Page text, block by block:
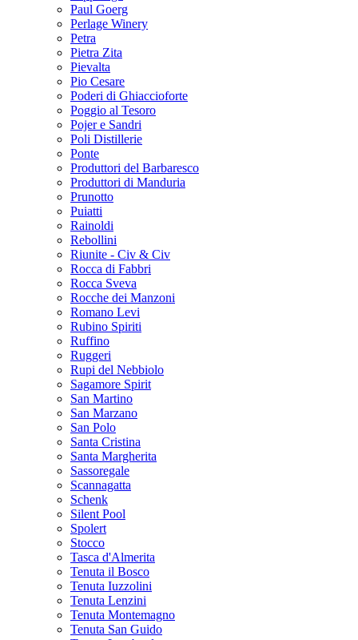
Paul Goerg
Perlage Winery
Petra
Pietra Zita
Pievalta
Pio Cesare
Poderi di Ghiaccioforte
Poggio al Tesoro
Pojer e Sandri
Poli Distillerie
Ponte
Produttori del Barbaresco
Produttori di Manduria
Prunotto
Puiatti
Rainoldi
Rebollini
Riunite - Civ & Civ
Rocca di Fabbri
Rocca Sveva
Rocche dei Manzoni
Romano Levi
Rubino Spiriti
Ruffino
Ruggeri
Rupi del Nebbiolo
Sagamore Spirit
San Martino
San Marzano
San Polo
Santa Cristina
Santa Margherita
Sassoregale
Scannagatta
Schenk
Silent Pool
Spolert
Stocco
Tasca d'Almerita
Tenuta il Bosco
Tenuta Iuzzolini
Tenuta Lenzini
Tenuta Montemagno
Tenuta San Guido